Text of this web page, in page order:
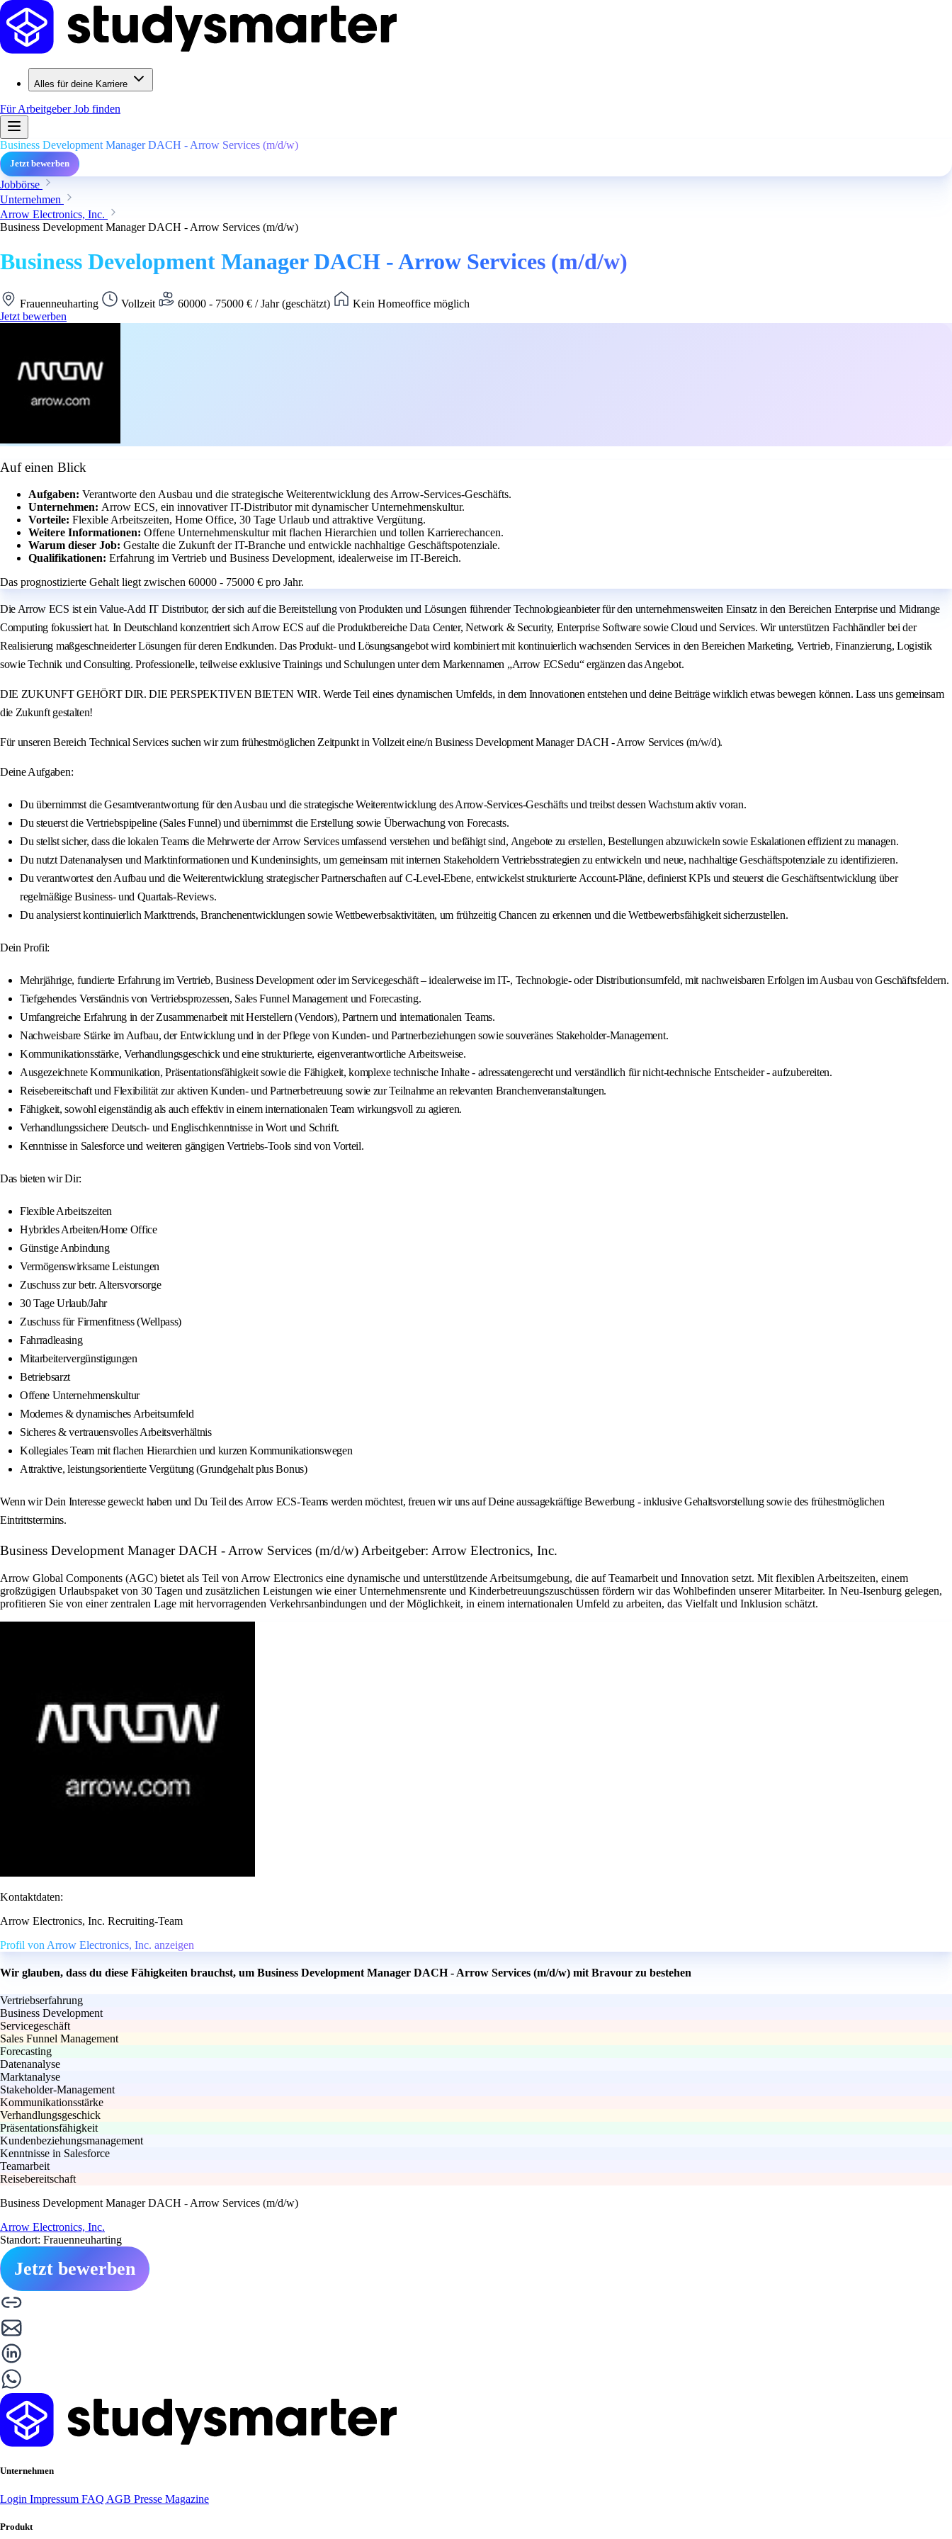
Alles für deine Karriere
Für ArbeitgeberJob finden
Business Development Manager DACH - Arrow Services (m/d/w)
Jetzt bewerben
Jobbörse
Unternehmen
Arrow Electronics, Inc.
Business Development Manager DACH - Arrow Services (m/d/w)
Business Development Manager DACH - Arrow Services (m/d/w)
Frauenneuharting Vollzeit 60000 - 75000 € / Jahr (geschätzt)
Kein Homeoffice möglich
Jetzt bewerben
Auf einen Blick
Aufgaben: Verantworte den Ausbau und die strategische Weiterentwicklung des Arrow-Services-Geschäfts.
Unternehmen: Arrow ECS, ein innovativer IT-Distributor mit dynamischer Unternehmenskultur.
Vorteile: Flexible Arbeitszeiten, Home Office, 30 Tage Urlaub und attraktive Vergütung.
Weitere Informationen: Offene Unternehmenskultur mit flachen Hierarchien und tollen Karrierechancen.
Warum dieser Job: Gestalte die Zukunft der IT-Branche und entwickle nachhaltige Geschäftspotenziale.
Qualifikationen: Erfahrung im Vertrieb und Business Development, idealerweise im IT-Bereich.
Das prognostizierte Gehalt liegt zwischen 60000 - 75000 € pro Jahr.
Die Arrow ECS ist ein Value-Add IT Distributor, der sich auf die Bereitstellung von Produkten und Lösungen führender Technologieanbieter für den unternehmensweiten Einsatz in den Bereichen Enterprise und Midrange
Computing fokussiert hat. In Deutschland konzentriert sich Arrow ECS auf die Produktbereiche Data Center, Network & Security, Enterprise Software sowie Cloud und Services. Wir unterstützen Fachhändler bei der
Realisierung maßgeschneiderter Lösungen für deren Endkunden. Das Produkt- und Lösungsangebot wird kombiniert mit kontinuierlich wachsenden Services in den Bereichen Marketing, Vertrieb, Finanzierung, Logistik
sowie Technik und Consulting. Professionelle, teilweise exklusive Trainings und Schulungen unter dem Markennamen „Arrow ECSedu“ ergänzen das Angebot.
DIE ZUKUNFT GEHÖRT DIR. DIE PERSPEKTIVEN BIETEN WIR. Werde Teil eines dynamischen Umfelds, in dem Innovationen entstehen und deine Beiträge wirklich etwas bewegen können. Lass uns gemeinsam
die Zukunft gestalten!
Für unseren Bereich Technical Services suchen wir zum frühestmöglichen Zeitpunkt in Vollzeit eine/n Business Development Manager DACH - Arrow Services (m/w/d).
Deine Aufgaben:
Du übernimmst die Gesamtverantwortung für den Ausbau und die strategische Weiterentwicklung des Arrow-Services-Geschäfts und treibst dessen Wachstum aktiv voran.
Du steuerst die Vertriebspipeline (Sales Funnel) und übernimmst die Erstellung sowie Überwachung von Forecasts.
Du stellst sicher, dass die lokalen Teams die Mehrwerte der Arrow Services umfassend verstehen und befähigt sind, Angebote zu erstellen, Bestellungen abzuwickeln sowie Eskalationen effizient zu managen.
Du nutzt Datenanalysen und Marktinformationen und Kundeninsights, um gemeinsam mit internen Stakeholdern Vertriebsstrategien zu entwickeln und neue, nachhaltige Geschäftspotenziale zu identifizieren.
Du verantwortest den Aufbau und die Weiterentwicklung strategischer Partnerschaften auf C-Level-Ebene, entwickelst strukturierte Account-Pläne, definierst KPIs und steuerst die Geschäftsentwicklung über
regelmäßige Business- und Quartals-Reviews.
Du analysierst kontinuierlich Markttrends, Branchenentwicklungen sowie Wettbewerbsaktivitäten, um frühzeitig Chancen zu erkennen und die Wettbewerbsfähigkeit sicherzustellen.
Dein Profil:
Mehrjährige, fundierte Erfahrung im Vertrieb, Business Development oder im Servicegeschäft – idealerweise im IT-, Technologie- oder Distributionsumfeld, mit nachweisbaren Erfolgen im Ausbau von Geschäftsfeldern.
Tiefgehendes Verständnis von Vertriebsprozessen, Sales Funnel Management und Forecasting.
Umfangreiche Erfahrung in der Zusammenarbeit mit Herstellern (Vendors), Partnern und internationalen Teams.
Nachweisbare Stärke im Aufbau, der Entwicklung und in der Pflege von Kunden- und Partnerbeziehungen sowie souveränes Stakeholder-Management.
Kommunikationsstärke, Verhandlungsgeschick und eine strukturierte, eigenverantwortliche Arbeitsweise.
Ausgezeichnete Kommunikation, Präsentationsfähigkeit sowie die Fähigkeit, komplexe technische Inhalte - adressatengerecht und verständlich für nicht-technische Entscheider - aufzubereiten.
Reisebereitschaft und Flexibilität zur aktiven Kunden- und Partnerbetreuung sowie zur Teilnahme an relevanten Branchenveranstaltungen.
Fähigkeit, sowohl eigenständig als auch effektiv in einem internationalen Team wirkungsvoll zu agieren.
Verhandlungssichere Deutsch- und Englischkenntnisse in Wort und Schrift.
Kenntnisse in Salesforce und weiteren gängigen Vertriebs-Tools sind von Vorteil.
Das bieten wir Dir:
Flexible Arbeitszeiten
Hybrides Arbeiten/Home Office
Günstige Anbindung
Vermögenswirksame Leistungen
Zuschuss zur betr. Altersvorsorge
30 Tage Urlaub/Jahr
Zuschuss für Firmenfitness (Wellpass)
Fahrradleasing
Mitarbeitervergünstigungen
Betriebsarzt
Offene Unternehmenskultur
Modernes & dynamisches Arbeitsumfeld
Sicheres & vertrauensvolles Arbeitsverhältnis
Kollegiales Team mit flachen Hierarchien und kurzen Kommunikationswegen
Attraktive, leistungsorientierte Vergütung (Grundgehalt plus Bonus)
Wenn wir Dein Interesse geweckt haben und Du Teil des Arrow ECS-Teams werden möchtest, freuen wir uns auf Deine aussagekräftige Bewerbung - inklusive Gehaltsvorstellung sowie des frühestmöglichen
Eintrittstermins.
Business Development Manager DACH - Arrow Services (m/d/w) Arbeitgeber: Arrow Electronics, Inc.
Arrow Global Components (AGC) bietet als Teil von Arrow Electronics eine dynamische und unterstützende Arbeitsumgebung, die auf Teamarbeit und Innovation setzt. Mit flexiblen Arbeitszeiten, einem
großzügigen Urlaubspaket von 30 Tagen und zusätzlichen Leistungen wie einer Unternehmensrente und Kinderbetreuungszuschüssen fördern wir das Wohlbefinden unserer Mitarbeiter. In Neu-Isenburg gelegen,
profitieren Sie von einer zentralen Lage mit hervorragenden Verkehrsanbindungen und der Möglichkeit, in einem internationalen Umfeld zu arbeiten, das Vielfalt und Inklusion schätzt.
Kontaktdaten:
Arrow Electronics, Inc. Recruiting-Team
Profil von Arrow Electronics, Inc. anzeigen
Wir glauben, dass du diese Fähigkeiten brauchst, um Business Development Manager DACH - Arrow Services (m/d/w) mit Bravour zu bestehen
Vertriebserfahrung
Business Development
Servicegeschäft
Sales Funnel Management
Forecasting
Datenanalyse
Marktanalyse
Stakeholder-Management
Kommunikationsstärke
Verhandlungsgeschick
Präsentationsfähigkeit
Kundenbeziehungsmanagement
Kenntnisse in Salesforce
Teamarbeit
Reisebereitschaft
Business Development Manager DACH - Arrow Services (m/d/w)
Arrow Electronics, Inc.
Standort: Frauenneuharting
Jetzt bewerben
Unternehmen
Login Impressum FAQ AGB Presse Magazine
Produkt